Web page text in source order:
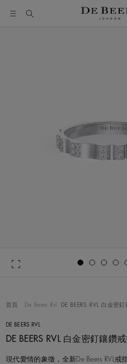
首頁 De Beers Rvl DE BEERS RVL 白金密
DE BEERS RVL
DE BEERS RVL 白金密釘鑲鑽
現代愛情的象徵，全新De Beers RVL戒